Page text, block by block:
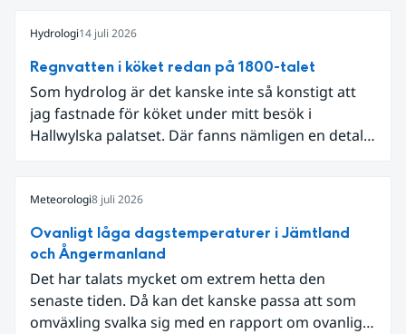
Hydrologi14 juli 2026
Regnvatten i köket redan på 1800-talet
Som hydrolog är det kanske inte så konstigt att
jag fastnade för köket under mitt besök i
Hallwylska palatset. Där fanns nämligen en detalj
Meteorologi8 juli 2026
Ovanligt låga dagstemperaturer i Jämtland
och Ångermanland
Det har talats mycket om extrem hetta den
senaste tiden. Då kan det kanske passa att som
omväxling svalka sig med en rapport om ovanligt